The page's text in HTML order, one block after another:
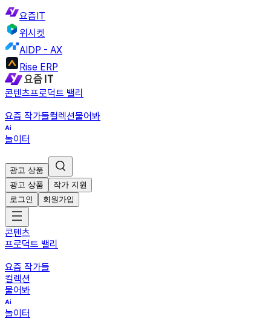
요즘IT
위시켓
AIDP - AX
Rise ERP
콘텐츠프로덕트 밸리
요즘 작가들컬렉션물어봐
놀이터
광고 상품
광고 상품
작가 지원
로그인
회원가입
콘텐츠
프로덕트 밸리
요즘 작가들
컬렉션
물어봐
놀이터